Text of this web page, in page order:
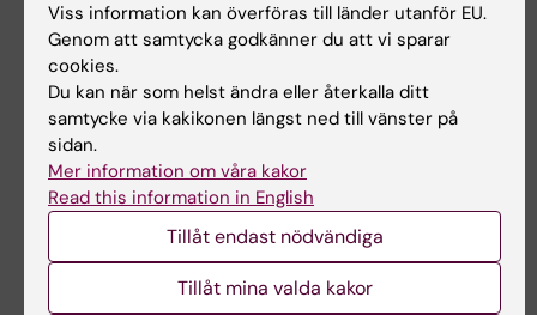
Personuppgifter
Så behandlar KI dina personuppgifter
Mottagning och välkomstdag för nya
studenter 4 september
Välkomstdag i Aula Medica
Viss information kan överföras till länder utanför EU.
Genom att samtycka godkänner du att vi sparar
cookies.
Du kan när som helst ändra eller återkalla ditt
samtycke via kakikonen längst ned till vänster på
sidan.
Mer information om våra kakor
Read this information in English
Tillåt endast nödvändiga
Tillåt mina valda kakor